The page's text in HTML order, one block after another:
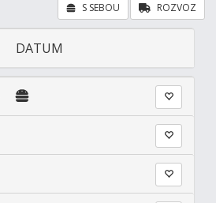
ROZVOZ
S SEBOU
DATUM